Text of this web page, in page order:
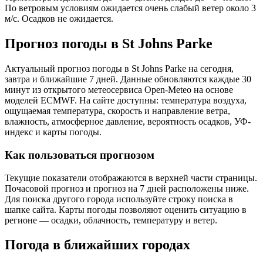
По ветровым условиям ожидается очень слабый ветер около 3
м/с. Осадков не ожидается.
Прогноз погоды в St Johns Parkе
Актуальный прогноз погоды в St Johns Parkе на сегодня,
завтра и ближайшие 7 дней. Данные обновляются каждые 30
минут из открытого метеосервиса Open-Meteo на основе
моделей ECMWF. На сайте доступны: температура воздуха,
ощущаемая температура, скорость и направление ветра,
влажность, атмосферное давление, вероятность осадков, УФ-
индекс и карты погоды.
Как пользоваться прогнозом
Текущие показатели отображаются в верхней части страницы.
Почасовой прогноз и прогноз на 7 дней расположены ниже.
Для поиска другого города используйте строку поиска в
шапке сайта. Карты погоды позволяют оценить ситуацию в
регионе — осадки, облачность, температуру и ветер.
Погода в ближайших городах